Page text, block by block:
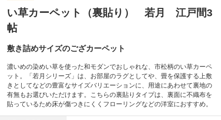
い草カーペット（裏貼り） 若月 江戸間3
帖
敷き詰めサイズのござカーペット
濃いめの染めい草を使った和モダンでおしゃれな、市松柄のい草カーペ
ット。「若月シリーズ」は、お部屋のラグとしてや、畳を保護する上敷
きとしてなどの豊富なサイズバリエーションに、用途にあわせて裏地の
有無もお選びいただけます。こちらの裏貼りタイプは、裏面に不織布を
貼っているため床が傷つきにくくフローリングなどの洋室におすすめ。